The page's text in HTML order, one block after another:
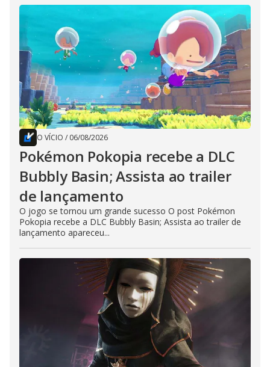
O VÍCIO / 06/08/2026
Pokémon Pokopia recebe a DLC
Bubbly Basin; Assista ao trailer
de lançamento
O jogo se tornou um grande sucesso O post Pokémon
Pokopia recebe a DLC Bubbly Basin; Assista ao trailer de
lançamento apareceu...